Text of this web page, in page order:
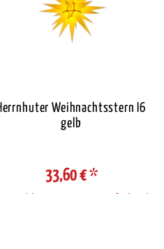
Weihnachtsstern I6
gelb
33,60 €*
Auswahl Steuerzone / Lieferland